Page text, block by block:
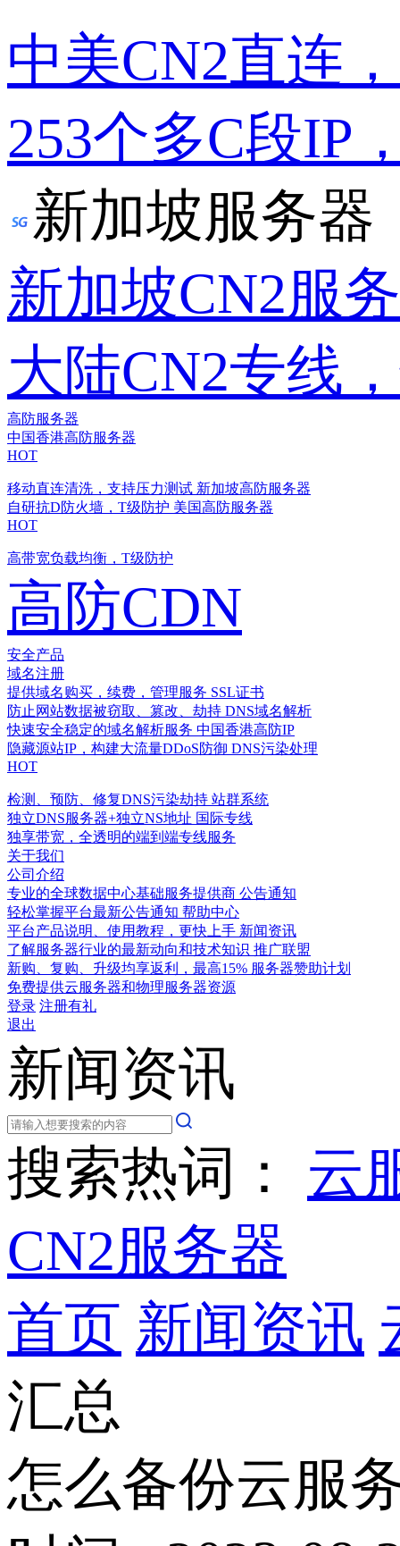
中美CN2直连
253个多C段IP
新加坡服务器
新加坡CN2服
大陆CN2专线
高防服务器
中国香港高防服务器
HOT
移动直连清洗，支持压力测试 新加坡高防服务器
自研抗D防火墙，T级防护 美国高防服务器
HOT
高带宽负载均衡，T级防护
高防CDN
安全产品
域名注册
提供域名购买，续费，管理服务 SSL证书
防止网站数据被窃取、篡改、劫持 DNS域名解析
快速安全稳定的域名解析服务 中国香港高防IP
隐藏源站IP，构建大流量DDoS防御 DNS污染处理
HOT
检测、预防、修复DNS污染劫持 站群系统
独立DNS服务器+独立NS地址 国际专线
独享带宽，全透明的端到端专线服务
关于我们
公司介绍
专业的全球数据中心基础服务提供商 公告通知
轻松掌握平台最新公告通知 帮助中心
平台产品说明、使用教程，更快上手 新闻资讯
了解服务器行业的最新动向和技术知识 推广联盟
新购、复购、升级均享返利，最高15% 服务器赞助计划
免费提供云服务器和物理服务器资源
登录 注册有礼
退出
新闻资讯
搜索热词： 云
CN2服务器
首页 新闻资讯
汇总
怎么备份云服